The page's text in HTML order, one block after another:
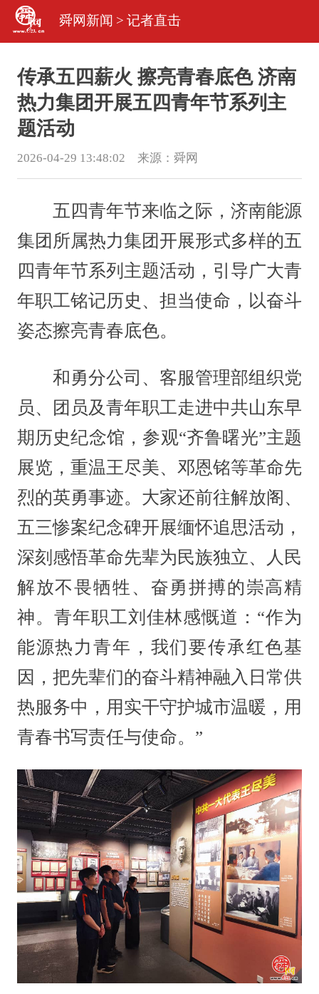
舜网新闻 > 记者直击
传承五四薪火 擦亮青春底色 济南
热力集团开展五四青年节系列主
题活动
2026-04-29 13:48:02 来源： 舜网
五四青年节来临之际，济南能源
集团所属热力集团开展形式多样的五
四青年节系列主题活动，引导广大青
年职工铭记历史、担当使命，以奋斗
姿态擦亮青春底色。
和勇分公司、客服管理部组织党
员、团员及青年职工走进中共山东早
期历史纪念馆，参观“齐鲁曙光”主题
展览，重温王尽美、邓恩铭等革命先
烈的英勇事迹。大家还前往解放阁、
五三惨案纪念碑开展缅怀追思活动，
深刻感悟革命先辈为民族独立、人民
解放不畏牺牲、奋勇拼搏的崇高精
神。青年职工刘佳林感慨道：“作为
能源热力青年，我们要传承红色基
因，把先辈们的奋斗精神融入日常供
热服务中，用实干守护城市温暖，用
青春书写责任与使命。”